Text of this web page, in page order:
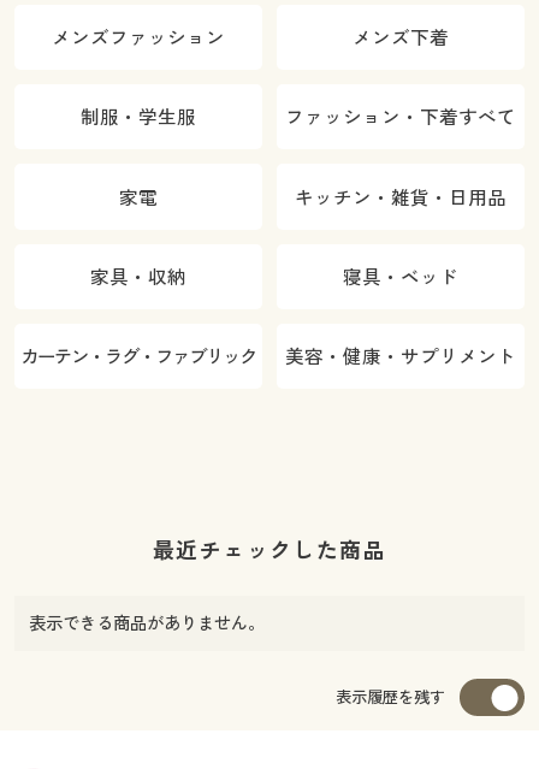
メンズファッション メンズ下着
制服・学生服 ファッション・下着すべて
家電 キッチン・雑貨・日用品
家具・収納 寝具・ベッド
カーテン・ラグ・ファブリック 美容・健康・サプリメント
最近チェックした商品
表示できる商品がありません。
表示履歴を残す